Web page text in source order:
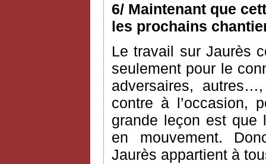
6/ Maintenant que
les prochains
Le travail sur Jaurès
seulement pour le
adversaires,
contre à l’occasion,
grande leçon est que
en mouvement.
Jaurès appartient à